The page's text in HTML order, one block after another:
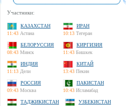
Участники:
КАЗАХСТАН
11:43 Астана
ИРАН
10:13 Тегеран
БЕЛОРУССИЯ
08:43 Минск
КИРГИЗИЯ
11:43 Бишкек
ИНДИЯ
11:13 Дели
КИТАЙ
13:43 Пекин
РОССИЯ
09:43 Москва
ПАКИСТАН
10:43 Исламабад
ТАДЖИКИСТАН
УЗБЕКИСТАН